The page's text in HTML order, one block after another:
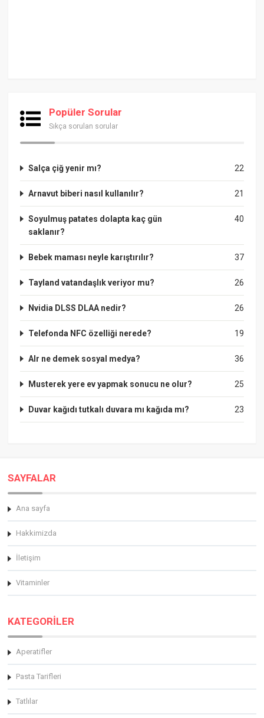
Popüler Sorular
Sıkça sorulan sorular
22
Salça çiğ yenir mı?
21
Arnavut biberi nasıl kullanılır?
40
Soyulmuş patates dolapta kaç gün
saklanır?
37
Bebek maması neyle karıştırılır?
26
Tayland vatandaşlık veriyor mu?
26
Nvidia DLSS DLAA nedir?
19
Telefonda NFC özelliği nerede?
36
Alr ne demek sosyal medya?
25
Musterek yere ev yapmak sonucu ne olur?
23
Duvar kağıdı tutkalı duvara mı kağıda mı?
SAYFALAR
Ana sayfa
Hakkimizda
İletişim
Vitaminler
KATEGORİLER
Aperatifler
Pasta Tarifleri
Tatlılar